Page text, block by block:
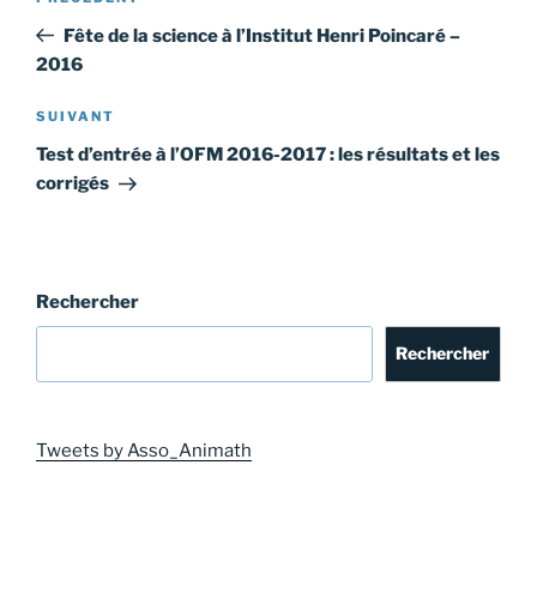
l’article
précédent
Fête de la science à l’Institut Henri Poincaré –
2016
Article
suivant
SUIVANT
Test d’entrée à l’OFM 2016-2017 : les résultats et les
corrigés
Rechercher
Rechercher
Tweets by Asso_Animath